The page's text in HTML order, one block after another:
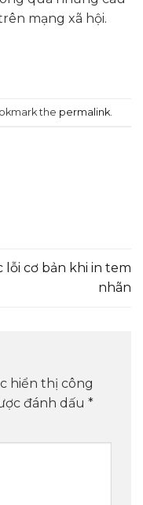
mạng xã hội.
the permalink.
lỗi cơ bản khi in tem
nhãn
hiển thị công
đánh dấu *